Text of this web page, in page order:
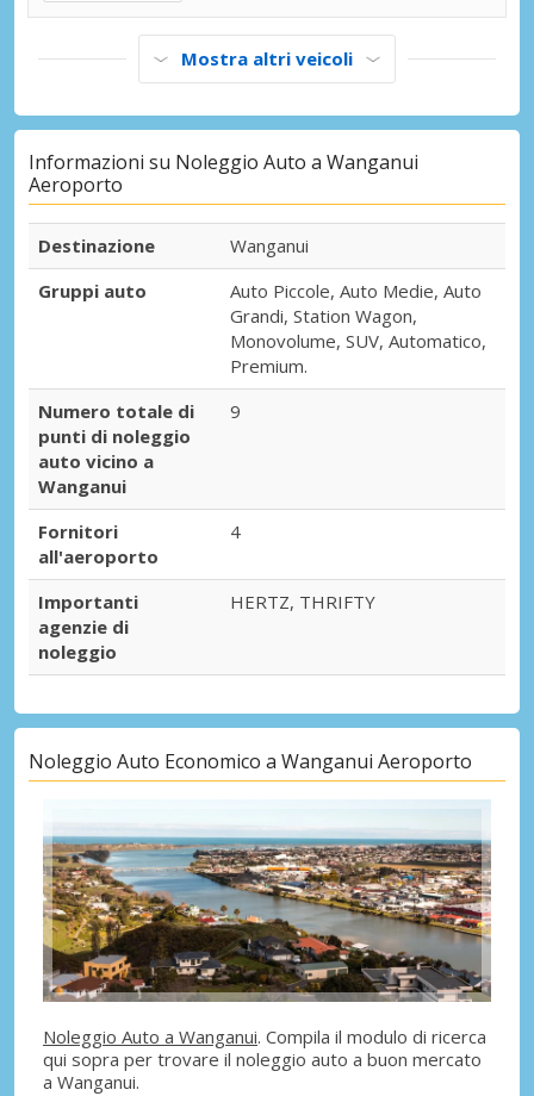
Mostra altri veicoli
Informazioni su Noleggio Auto a Wanganui
Aeroporto
Destinazione
Wanganui
Gruppi auto
Auto Piccole, Auto Medie, Auto
Grandi, Station Wagon,
Monovolume, SUV, Automatico,
Premium.
Numero totale di
punti di noleggio
auto vicino a
Wanganui
9
Fornitori
all'aeroporto
4
Importanti
agenzie di
noleggio
HERTZ, THRIFTY
Noleggio Auto Economico a Wanganui Aeroporto
Noleggio Auto a Wanganui. Compila il modulo di ricerca
qui sopra per trovare il noleggio auto a buon mercato
a Wanganui.